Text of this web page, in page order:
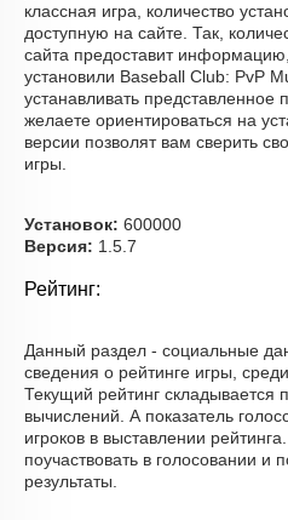
классная игра, количество
доступную на сайте. Так,
сайта предоставит
установили Baseball Club: PvP
устанавливать представленное
желаете ориентироваться на
версии позволят вам сверить
игры.
Установок: 600000
Версия: 1.5.7
Рейтинг:
Данный раздел - социальные
сведения о рейтинге игры,
Текущий рейтинг складывается
вычислений. А показатель
игроков в выставлении
поучаствовать в голосовании и
результаты.